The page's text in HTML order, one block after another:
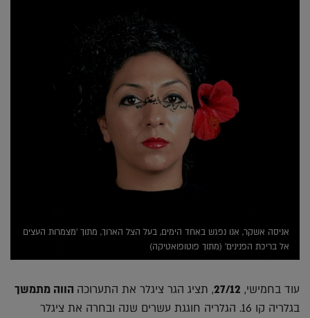
אניסה אשקר, אנו נפגש באחד הימים, בעל הצל הארוך, מתוך 'מצמרות העצים
אל בריכת הפנינים' (מתוך פוטופואטיקה)
עוד בחמישי, 27/12, תציג הגר ציגלר את התערוכה הווה מתמשך
בגלריה קו 16. הגלריה חוגגת עשרים שנה ובחרה את ציגלר